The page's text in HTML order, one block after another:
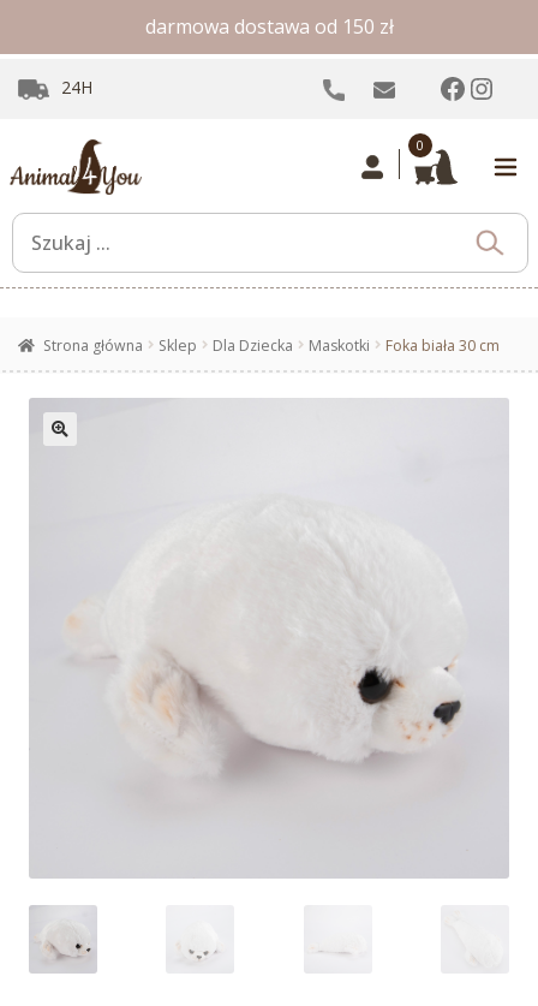
darmowa dostawa od 150 zł
24H
0
Strona główna Sklep Dla Dziecka Maskotki Foka biała 30 cm